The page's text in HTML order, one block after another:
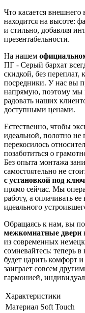
Что касается внешнего
находится на высоте:
и стильно, добавляя
презентабельности.
На нашем
ПГ - Серый бархат
скидкой, без
посредники. У нас вы
напрямую, поэтому мы
радовать наших
доступными ценами.
Естественно, чтобы
идеальной, полотно не
перекосилось
позаботиться о
Без опыта монтажа
самостоятельно не
с установкой под ключ
прямо сейчас. Мы
работу, а оплачивать
идеального
Обращаясь к нам, вы
межкомнатные двери
из современных
сомневайтесь: теперь
будет царить комфорт
заиграет совсем
гармонией,
Характеристики
Материал Soft Touch